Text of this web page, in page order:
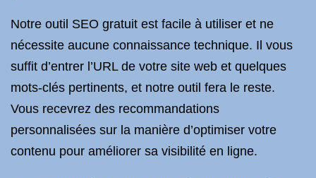
Notre outil SEO gratuit est facile à utiliser et ne
nécessite aucune connaissance technique. Il vous
suffit d’entrer l’URL de votre site web et quelques
mots-clés pertinents, et notre outil fera le reste.
Vous recevrez des recommandations
personnalisées sur la manière d’optimiser votre
contenu pour améliorer sa visibilité en ligne.